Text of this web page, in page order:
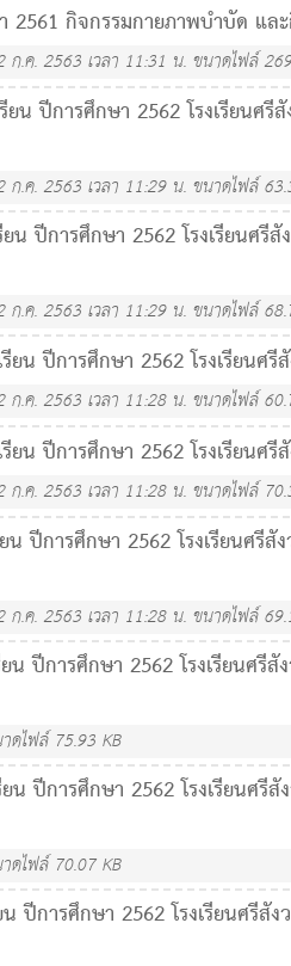
2561 กิจกรรมกายภาพบำบัด แ
ก.ค. 2563 เวลา 11:31 น. ขนาดไฟล์
น ปีการศึกษา 2562 โรงเรียนศรี
ก.ค. 2563 เวลา 11:29 น. ขนาดไฟล์
ปีการศึกษา 2562 โรงเรียนศรี
ก.ค. 2563 เวลา 11:29 น. ขนาดไฟล์
น ปีการศึกษา 2562 โรงเรียนศรี
ก.ค. 2563 เวลา 11:28 น. ขนาดไฟล์
น ปีการศึกษา 2562 โรงเรียนศรี
ก.ค. 2563 เวลา 11:28 น. ขนาดไฟล์
ปีการศึกษา 2562 โรงเรียนศรีสั
ก.ค. 2563 เวลา 11:28 น. ขนาดไฟล์
ปีการศึกษา 2562 โรงเรียนศรีสั
ดไฟล์ 75.93 KB
ปีการศึกษา 2562 โรงเรียนศรี
ดไฟล์ 70.07 KB
ปีการศึกษา 2562 โรงเรียนศรีสั